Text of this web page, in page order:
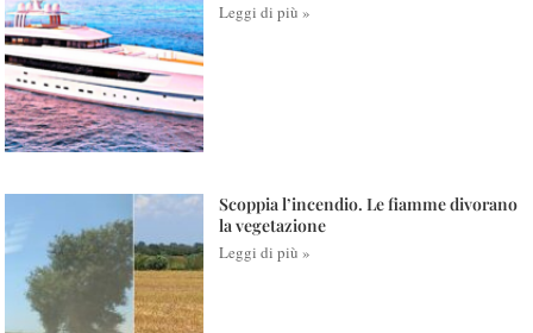
Leggi di più »
Scoppia l’incendio. Le fiamme divorano
la vegetazione
Leggi di più »